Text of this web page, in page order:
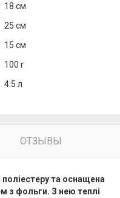
18 см
25 см
15 см
100 г
4.5 л
ОТЗЫВЫ
та оснащена
з фольги. З нею теплі